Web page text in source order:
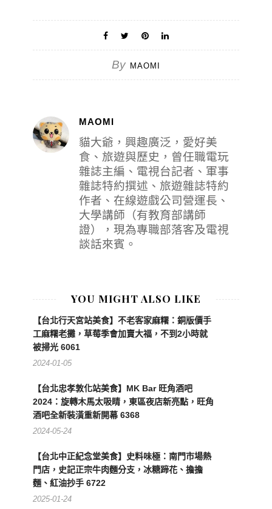
By MAOMI
MAOMI
貓大爺，興趣廣泛，愛好美
食、旅遊與歷史，曾任職電玩
雜誌主編、電視台記者、軍事
雜誌特約撰述、旅遊雜誌特約
作者、在線遊戲公司營運長、
大學講師（有教育部講師
證），現為專職部落客及電視
談話來賓。
YOU MIGHT ALSO LIKE
【台北行天宮站美食】不老客家麻糬：銅版價手
工麻糬老攤，草莓季會加賣大福，不到2小時就
被掃光 6061
2024-01-05
【台北忠孝敦化站美食】MK Bar 旺角酒吧
2024：旋轉木馬太吸睛，東區夜店新亮點，旺角
酒吧全新裝潢重新開幕 6368
2024-05-24
【台北中正紀念堂美食】史料味極：南門市場熱
門店，史記正宗牛肉麵分支，冰糖蹄花、擔擔
麵、紅油抄手 6722
2025-01-24